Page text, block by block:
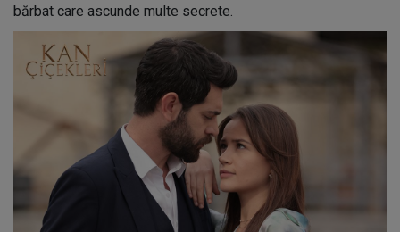
bărbat care ascunde multe secrete.